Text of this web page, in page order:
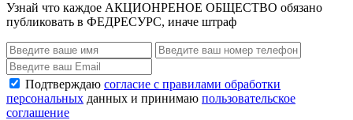
Узнай что каждое АКЦИОНРЕНОЕ ОБЩЕСТВО обязано
публиковать в ФЕДРЕСУРС, иначе штраф
Подтверждаю согласие с правилами обработки
персональных данных и принимаю пользовательское
соглашение